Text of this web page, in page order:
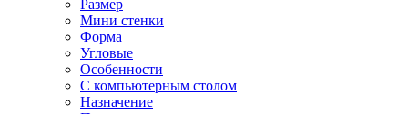
Размер
Мини стенки
Форма
Угловые
Особенности
С компьютерным столом
Назначение